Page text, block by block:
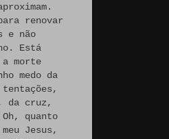
renovar
e não
Está
morte
medo da
da cruz,
quanto
Jesus,